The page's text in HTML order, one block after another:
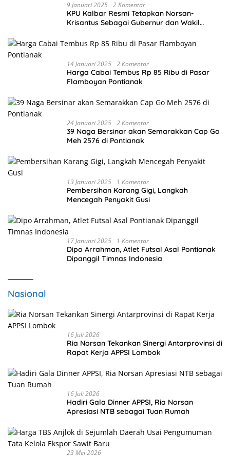
9 Januari 2025 2 Komentar
KPU Kalbar Resmi Tetapkan Norsan-
Krisantus Sebagai Gubernur dan Wakil
14 Januari 2025 2 Komentar
Harga Cabai Tembus Rp 85 Ribu di Pasar
Flamboyan Pontianak
24 Januari 2025 2 Komentar
39 Naga Bersinar akan Semarakkan Cap Go
Meh 2576 di Pontianak
13 Januari 2025 1 Komentar
Pembersihan Karang Gigi, Langkah
Mencegah Penyakit Gusi
17 Januari 2025 1 Komentar
Dipo Arrahman, Atlet Futsal Asal Pontianak
Dipanggil Timnas Indonesia
Nasional
16 Juli 2026
Ria Norsan Tekankan Sinergi Antarprovinsi di
Rapat Kerja APPSI Lombok
16 Juli 2026
Hadiri Gala Dinner APPSI, Ria Norsan
Apresiasi NTB sebagai Tuan Rumah
23 Mei 2026